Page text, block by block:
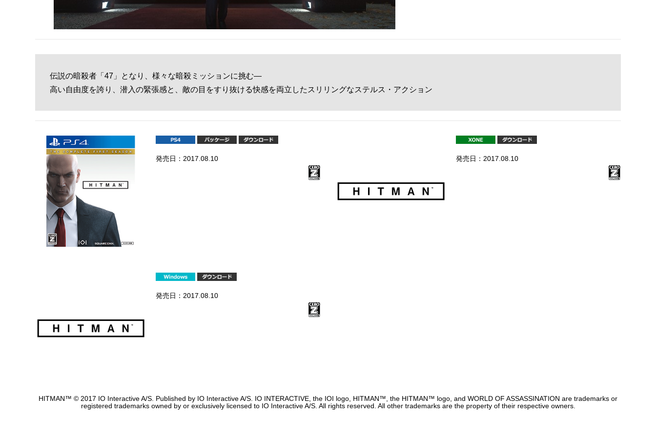
伝説の暗殺者「47」となり、様々な暗殺ミッションに挑む―
高い自由度を誇り、潜入の緊張感と、敵の目をすり抜ける快感を両立したスリリングなステルス・アクション
発売日：2017.08.10 発売日：2017.08.10
発売日：2017.08.10
HITMAN™ © 2017 IO Interactive A/S. Published by IO Interactive A/S. IO INTERACTIVE, the IOI logo, HITMAN™, the HITMAN™ logo, and WORLD OF ASSASSINATION are trademarks or
registered trademarks owned by or exclusively licensed to IO Interactive A/S. All rights reserved. All other trademarks are the property of their respective owners.